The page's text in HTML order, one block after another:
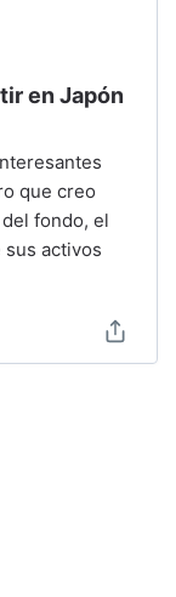
en Japón
que creo
fondo, el
activos